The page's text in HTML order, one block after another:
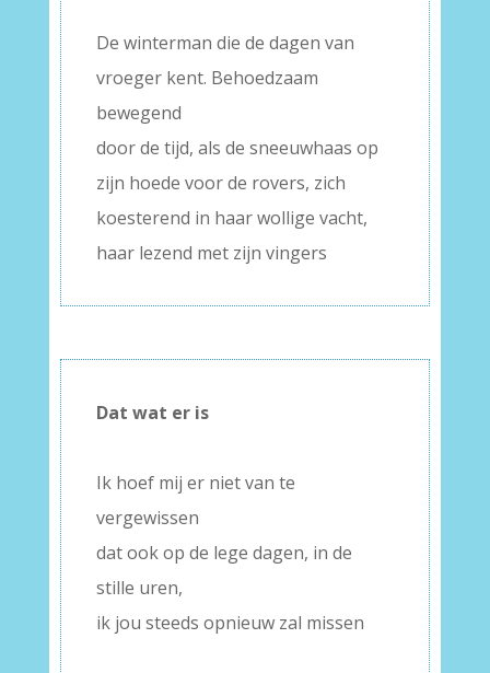
De winterman die de dagen van
vroeger kent. Behoedzaam
bewegend
door de tijd, als de sneeuwhaas op
zijn hoede voor de rovers, zich
koesterend in haar wollige vacht,
haar lezend met zijn vingers
Dat wat er is
Ik hoef mij er niet van te
vergewissen
dat ook op de lege dagen, in de
stille uren,
ik jou steeds opnieuw zal missen